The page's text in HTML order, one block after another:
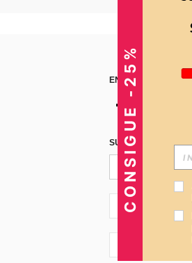
ENCUÉNTRANOS
SUSCRÍBETE PARA
CO + 57
CONSIGUE -25%